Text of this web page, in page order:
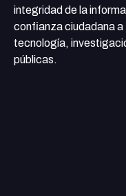
integridad de la
confianza ciudadana
tecnología,
públicas.